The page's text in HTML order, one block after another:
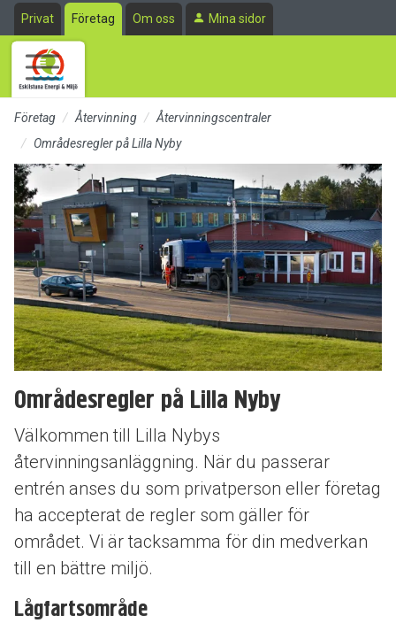
Till sidans huvudinnehåll
Privat Företag Om oss Mina sidor
Företag Återvinning
Återvinningscentraler
Områdesregler på Lilla Nyby
Områdesregler på Lilla Nyby
Välkommen till Lilla Nybys
återvinningsanläggning. När du passerar
entrén anses du som privatperson eller företag
ha accepterat de regler som gäller för
området. Vi är tacksamma för din medverkan
till en bättre miljö.
Lågfartsområde